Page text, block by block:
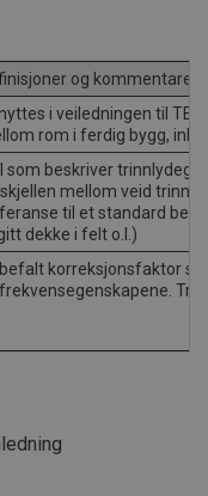
og kommentarer
i veiledningen til
rom i ferdig bygg,
som beskriver
mellom veid
til et standard
dekke i felt o.l.)
korreksjonsfaktor